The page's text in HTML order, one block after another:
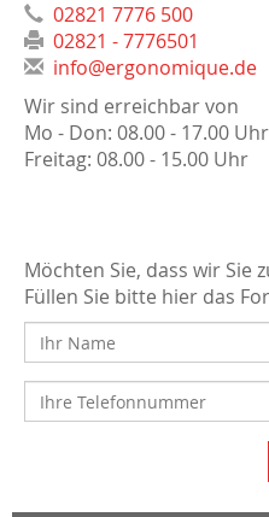
02821 7776 500
02821 - 7776501
info@ergonomique.de
Wir sind erreichbar von
Mo - Don: 08.00 - 17.00 Uhr
Freitag: 08.00 - 15.00 Uhr
Möchten Sie, dass wir Sie
Füllen Sie bitte hier das